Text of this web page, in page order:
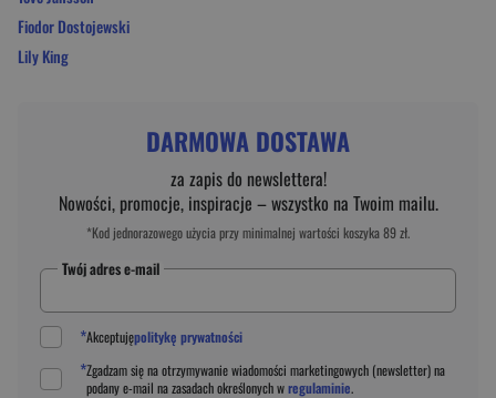
Fiodor Dostojewski
Lily King
DARMOWA DOSTAWA
za zapis do newslettera!
Nowości, promocje, inspiracje – wszystko na Twoim mailu.
*Kod jednorazowego użycia przy minimalnej wartości koszyka 89 zł.
Twój adres e-mail
*Akceptujępolitykę prywatności
*Zgadzam się na otrzymywanie wiadomości marketingowych (newsletter) na
podanye-mail na zasadach określonych wregulaminie.